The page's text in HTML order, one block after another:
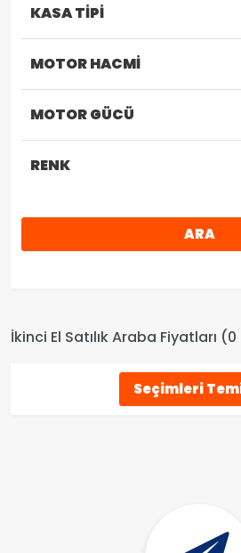
KASA TİPİ
MOTOR HACMİ
MOTOR GÜCÜ
RENK
ARA
İkinci El Satılık Araba Fiyatları
Seçimleri